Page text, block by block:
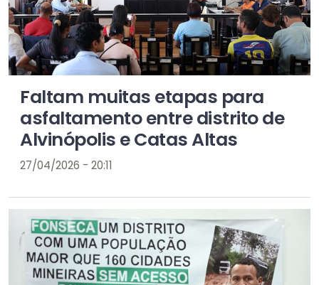
Faltam muitas etapas para
asfaltamento entre distrito de
Alvinópolis e Catas Altas
27/04/2026 - 20:11